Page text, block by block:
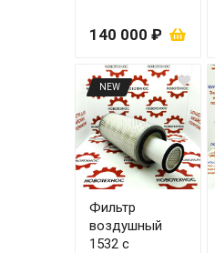
140 000 ₽
NEW
Фильтр
воздушный
1532 с